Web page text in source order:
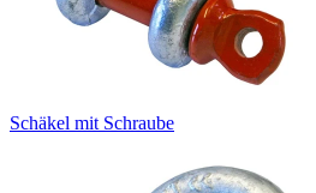
Schäkel mit Schraube